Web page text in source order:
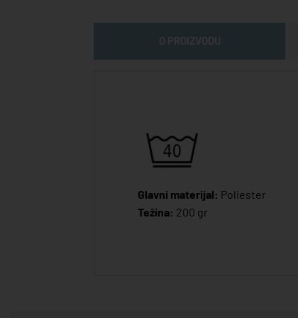
Glavni materijal: Poliester
Težina: 200 gr